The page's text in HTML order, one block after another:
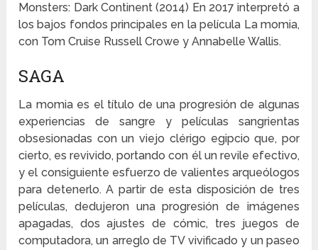
Monsters: Dark Continent (2014) En 2017 interpretó a
los bajos fondos principales en la película La momia,
con Tom Cruise Russell Crowe y Annabelle Wallis.
SAGA
La momia es el título de una progresión de algunas
experiencias de sangre y películas sangrientas
obsesionadas con un viejo clérigo egipcio que, por
cierto, es revivido, portando con él un revile efectivo,
y el consiguiente esfuerzo de valientes arqueólogos
para detenerlo. A partir de esta disposición de tres
películas, dedujeron una progresión de imágenes
apagadas, dos ajustes de cómic, tres juegos de
computadora, un arreglo de TV vivificado y un paseo